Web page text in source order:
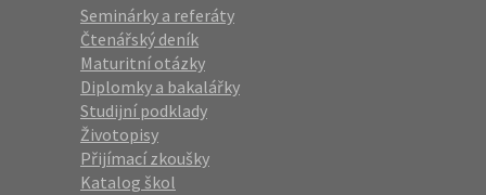
Seminárky a referáty
Čtenářský deník
Maturitní otázky
Diplomky a bakalářky
Studijní podklady
Životopisy
Přijímací zkoušky
Katalog škol